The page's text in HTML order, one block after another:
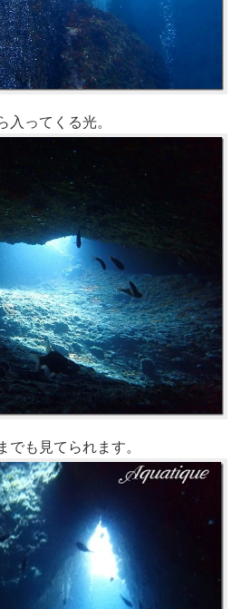
入ってくる光。
でも見てられます。